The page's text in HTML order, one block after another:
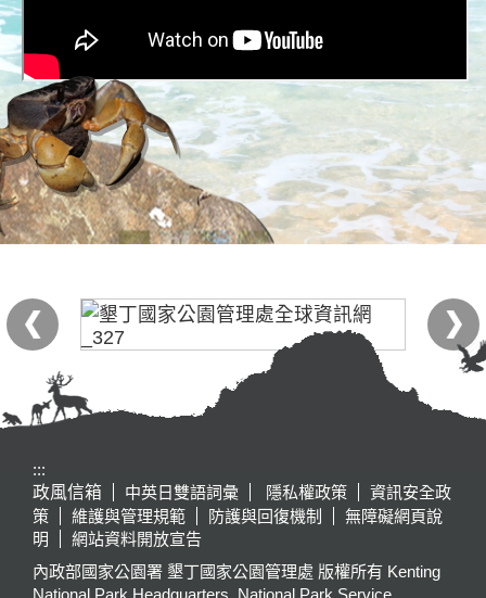
:::
政風信箱
中英日雙語詞彙 隱私權政策
資訊安全政
策
維護與管理規範 防護與回復機制
無障礙網頁說
明
網站資料開放宣告
內政部國家公園署 墾丁國家公園管理處 版權所有 Kenting
National Park Headquarters, National Park Service,